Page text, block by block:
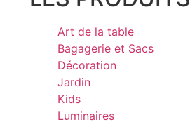
Art de la table
Bagagerie et Sacs
Décoration
Jardin
Kids
Luminaires